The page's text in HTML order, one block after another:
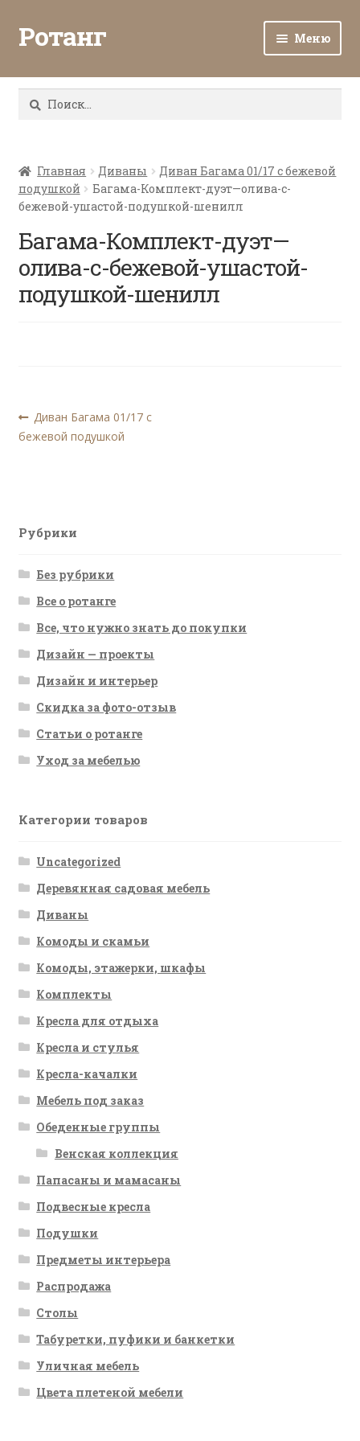
Ротанг Меню
Каталог
Все о ротанге
Ротанг оптом
Найти:
Главная Диваны
Диван Багама 01/17 с бежевой
подушкой
Багама-Комплект-дуэт—олива-с-
бежевой-ушастой-подушкой-шенилл
Багама-Комплект-дуэт—
олива-с-бежевой-ушастой-
подушкой-шенилл
Навигация
по
Предыдущая
запись:
Диван Багама 01/17 с
бежевой подушкой
Рубрики
Без рубрики
Все о ротанге
Все, что нужно знать до покупки
Дизайн — проекты
Дизайн и интерьер
Скидка за фото-отзыв
Статьи о ротанге
Уход за мебелью
Категории товаров
Uncategorized
Деревянная садовая мебель
Диваны
Комоды и скамьи
Комоды, этажерки, шкафы
Комплекты
Кресла для отдыха
Кресла и стулья
Кресла-качалки
Мебель под заказ
Обеденные группы
Венская коллекция
Папасаны и мамасаны
Подвесные кресла
Подушки
Предметы интерьера
Распродажа
Столы
Табуретки, пуфики и банкетки
Уличная мебель
Цвета плетеной мебели